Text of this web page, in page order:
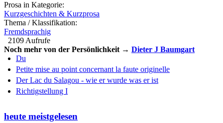
Prosa in Kategorie:
Kurzgeschichten & Kurzprosa
Thema / Klassifikation:
Fremdsprachig
2109 Aufrufe
Noch mehr von der Persönlichkeit → Dieter J Baumgart
Du
Petite mise au point concernant la faute originelle
Der Lac du Salagou - wie er wurde was er ist
Richtigstellung I
heute meistgelesen